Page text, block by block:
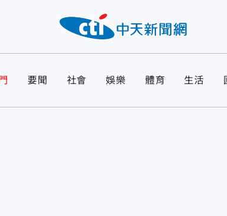
要聞 社會 娛樂 體育 生活